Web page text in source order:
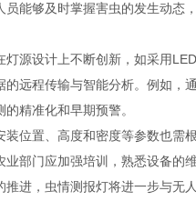
员能够及时掌握害虫的发生动态
灯源设计上不断创新，如采用
的远程传输与智能分析。例如，
精准化和早期预警。
装位置、高度和密度等参数也需
业部门应加强培训，熟悉设备的
推进，虫情测报灯将进一步与无